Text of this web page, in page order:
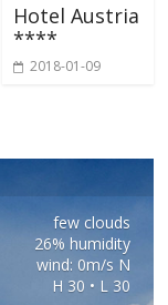
Hotel Austria
****
2018-01-09
few clouds
26% humidity
wind: 0m/s N
H 30 • L 30